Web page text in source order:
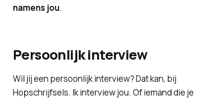
namens jou.
Persoonlijk interview
Wil jij een persoonlijk interview? Dat kan, bij
Hopschrijfsels. Ik interview jou. Of iemand die je